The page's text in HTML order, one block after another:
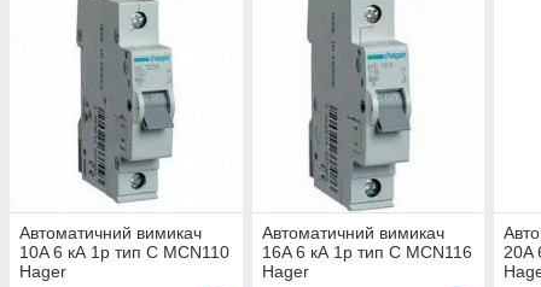
Автоматичний вимикач
10A 6 кА 1р тип C MCN110
Hager
Автоматичний вимикач
16A 6 кА 1р тип C MCN116
Hager
20A